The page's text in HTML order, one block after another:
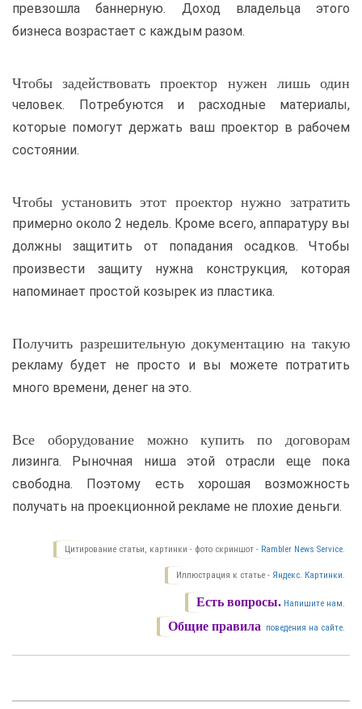
превзошла баннерную. Доход владельца этого
бизнеса возрастает с каждым разом.
Чтобы задействовать проектор нужен лишь один
человек. Потребуются и расходные материалы,
которые помогут держать ваш проектор в рабочем
состоянии.
Чтобы установить этот проектор нужно затратить
примерно около 2 недель. Кроме всего, аппаратуру вы
должны защитить от попадания осадков. Чтобы
произвести защиту нужна конструкция, которая
напоминает простой козырек из пластика.
Получить разрешительную документацию на такую
рекламу будет не просто и вы можете потратить
много времени, денег на это.
Все оборудование можно купить по договорам
лизинга. Рыночная ниша этой отрасли еще пока
свободна. Поэтому есть хорошая возможность
получать на проекционной рекламе не плохие деньги.
Цитирование статьи, картинки - фото скриншот - Rambler News Service.
Иллюстрация к статье - Яндекс. Картинки.
Есть вопросы. Напишите нам.
Общие правила поведения на сайте.